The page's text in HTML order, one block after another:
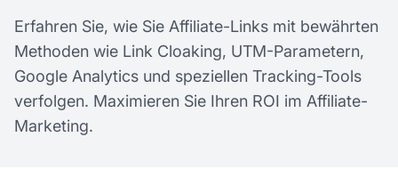
Erfahren Sie, wie Sie Affiliate-Links mit bewährten
Methoden wie Link Cloaking, UTM-Parametern,
Google Analytics und speziellen Tracking-Tools
verfolgen. Maximieren Sie Ihren ROI im Affiliate-
Marketing.